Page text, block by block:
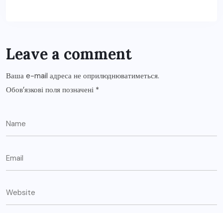
Leave a comment
Ваша e-mail адреса не оприлюднюватиметься.
Обов’язкові поля позначені *